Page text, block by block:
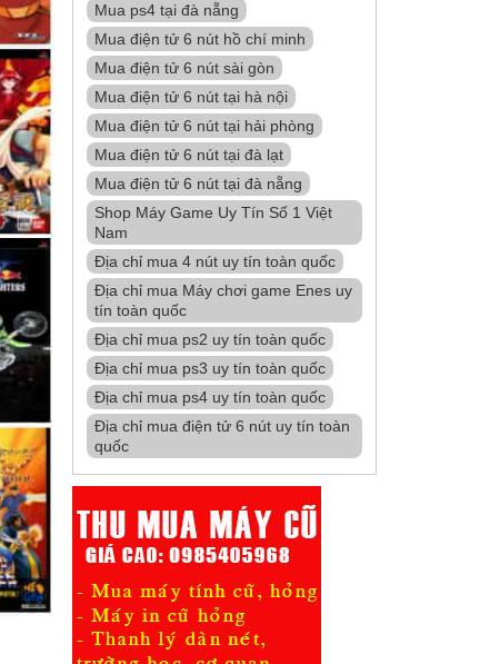
Mua ps4 tại đà nẵng
Mua điện tử 6 nút hồ chí minh
Mua điện tử 6 nút sài gòn
Mua điện tử 6 nút tại hà nội
Mua điện tử 6 nút tại hải phòng
Mua điện tử 6 nút tại đà lạt
Mua điện tử 6 nút tại đà nẵng
Shop Máy Game Uy Tín Số 1 Việt
Nam
Địa chỉ mua 4 nút uy tín toàn quốc
Địa chỉ mua Máy chơi game Enes uy
tín toàn quốc
Địa chỉ mua ps2 uy tín toàn quốc
Địa chỉ mua ps3 uy tín toàn quốc
Địa chỉ mua ps4 uy tín toàn quốc
Địa chỉ mua điện tử 6 nút uy tín toàn
quốc